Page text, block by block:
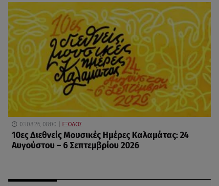
03.08.26, 08:00 ΕΞΟΔΟΣ
10ες Διεθνείς Μουσικές Ημέρες Καλαμάτας: 24
Αυγούστου – 6 Σεπτεμβρίου 2026